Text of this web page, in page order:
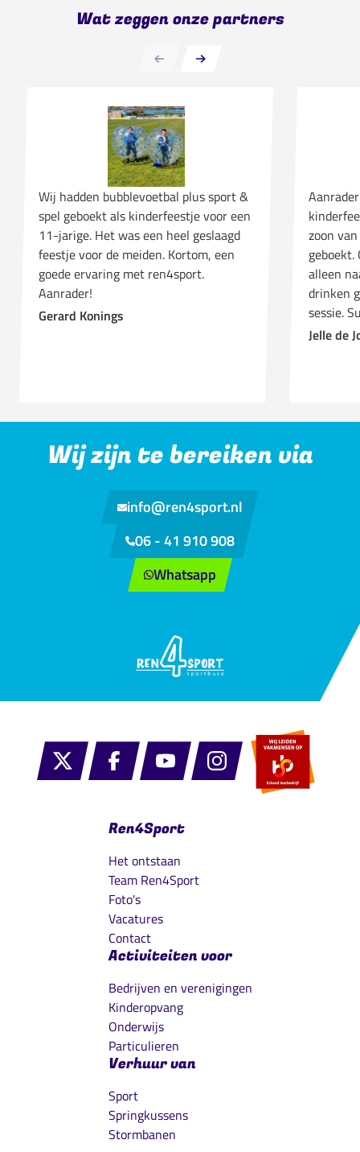
Wat zeggen onze partners
Wij hadden bubblevoetbal plus sport &
spel geboekt als kinderfeestje voor een
11-jarige. Het was een heel geslaagd
feestje voor de meiden. Kortom, een
goede ervaring met ren4sport.
Aanrader!
Gerard Konings
zoon
geboekt.
alleen
drinken
sessie.
Jelle de
Vorige slideVolgende slide
Wij zijn te bereiken via
info@ren4sport.nl
06 - 41 910 908
Contact via
Whatsapp
X FacebookYoutube Instagram
Ren4Sport
Het ontstaan
Team Ren4Sport
Foto's
Vacatures
Contact
Activiteiten voor
Bedrijven en verenigingen
Kinderopvang
Onderwijs
Particulieren
Verhuur van
Sport
Springkussens
Stormbanen